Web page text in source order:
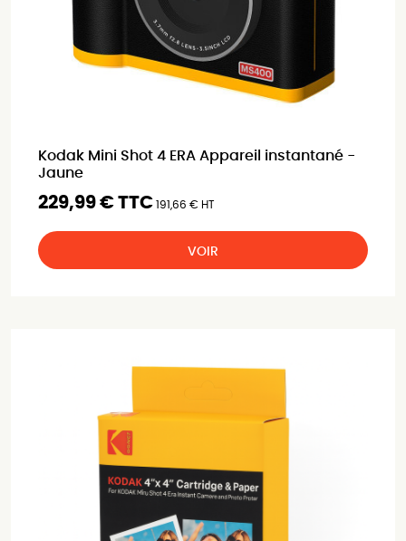
Kodak Mini Shot 4 ERA Appareil instantané -
Jaune
229,99 € TTC 191,66 € HT
VOIR